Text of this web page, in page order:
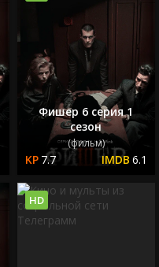
Фишер 6 серия 1
сезон
(фильм)
7.7 6.1
HD